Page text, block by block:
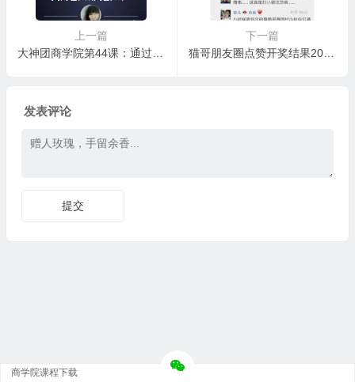
上一篇
下一篇
猫哥朋友圈点赞开奖结果2016年9月28日
发表评论
商学院课程下载